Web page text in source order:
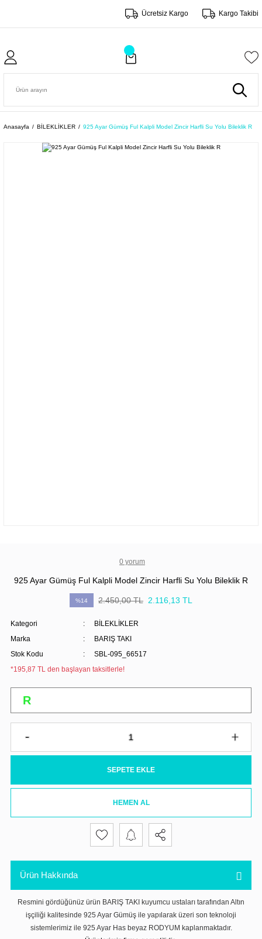
Ücretsiz Kargo Kargo Takibi
Anasayfa BİLEKLİKLER 925 Ayar Gümüş Ful Kalpli Model Zincir Harfli Su Yolu Bileklik R
0 yorum
925 Ayar Gümüş Ful Kalpli Model Zincir Harfli Su Yolu Bileklik R
%14 2.450,00 TL 2.116,13 TL
Kategori
BİLEKLİKLER
Marka
BARIŞ TAKI
Stok Kodu
SBL-095_66517
*195,87 TL den başlayan taksitlerle!
SEPETE EKLE
HEMEN AL
Ürün Hakkında
Resmini gördüğünüz ürün BARIŞ TAKI kuyumcu ustaları tarafından Altın
işçiliği kalitesinde 925 Ayar Gümüş ile yapılarak üzeri son teknoloji
sistemlerimiz ile 925 Ayar Has beyaz RODYUM kaplanmaktadır.